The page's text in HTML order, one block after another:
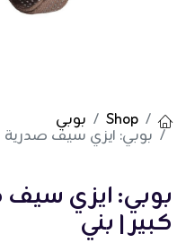
Shop بوبي
بوبي: ايزي سيف صدرية
بوبي: ايزي سيف
كبير | بني